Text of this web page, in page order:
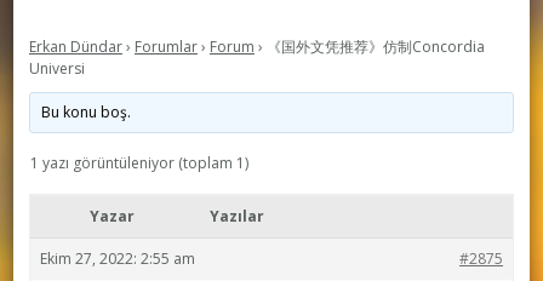
Erkan Dündar› Forumlar› Forum ›
《国外文凭推荐》仿制Concordia
Universi
Bu konu boş.
1 yazı görüntüleniyor (toplam 1)
Yazar Yazılar
Ekim 27, 2022: 2:55 am #2875